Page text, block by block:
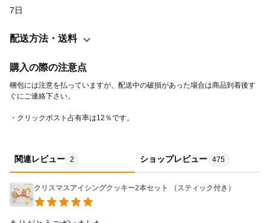
7日
配送方法・送料
購入の際の注意点
梱包には注意を払っていますが、配送中の破損があった場合は商品到着後す
・クリックポスト占有率は12％です。
関連レビュー 2 ショップレビュー 475
クリスマスアイシングクッキー2本セット （スティック付き）